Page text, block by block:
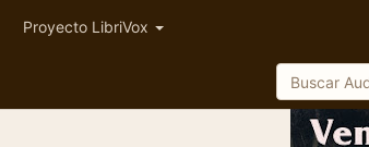
Proyecto LibriVox